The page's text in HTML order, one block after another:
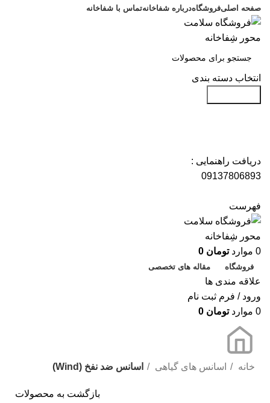
صفحه اصلیفروشگاهدرباره شفاخانهتماس با شفاخانه
انتخاب دسته بندی
دریافت راهنمایی :
09137806893
فهرست
0 موارد تومان
فروشگاه مقاله های تخصصی
علاقه مندی ها
ورود / فرم ثبت نام
0 موارد تومان
خانه اسانس های گیاهی اسانس ضد نفخ (Wind)
بازگشت به محصولات